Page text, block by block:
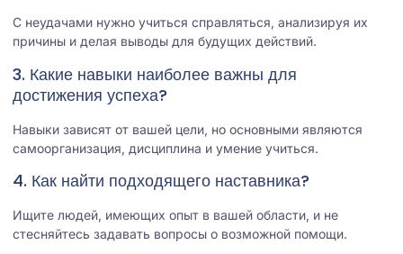
С неудачами нужно учиться справляться, анализируя их
причины и делая выводы для будущих действий.
3. Какие навыки наиболее важны для
достижения успеха?
Навыки зависят от вашей цели, но основными являются
самоорганизация, дисциплина и умение учиться.
4. Как найти подходящего наставника?
Ищите людей, имеющих опыт в вашей области, и не
стесняйтесь задавать вопросы о возможной помощи.